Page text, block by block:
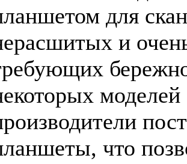
для
и
моделей
что